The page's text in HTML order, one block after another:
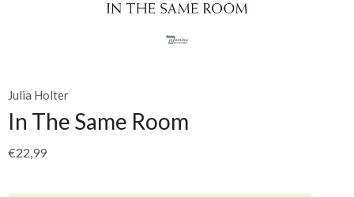
Julia Holter
In The Same Room
€22,99